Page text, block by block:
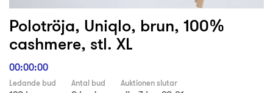
Polotröja, Uniqlo, brun, 100%
cashmere, stl. XL
00:00:00
Ledande bud Antal bud Auktionen slutar